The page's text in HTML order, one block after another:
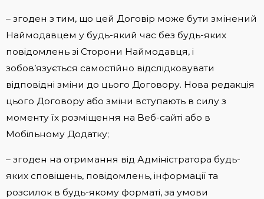
– згоден з тим, що цей Договір може бути змінений
Наймодавцем у будь-який час без будь-яких
повідомлень зі Сторони Наймодавця, і
зобов’язується самостійно відслідковувати
відповідні зміни до цього Договору. Нова редакція
цього Договору або зміни вступають в силу з
моменту їх розміщення на Веб-сайті або в
Мобільному Додатку;
– згоден на отримання від Адміністратора будь-
яких сповіщень, повідомлень, інформації та
розсилок в будь-якому форматі, за умови